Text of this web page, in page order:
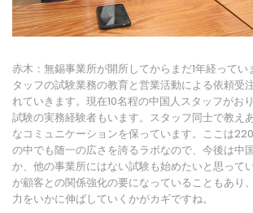
赤木：無錫事業所が開所してからまだ1年経ってい
タッフの試験業務の教育と営業活動による依頼受
れていきます。現在10名程の中国人スタッフがお
試験の実務経験者もいます。スタッフ同士で教え
なコミュニケーションを保っています。ここは
の中でも随一の広さを誇るラボなので、今後は中
か、他の事業所にはない試験も始めたいと思って
が顧客との関係強化の要になっていることもあり
力をいかに伸ばしていくかがカギですね。